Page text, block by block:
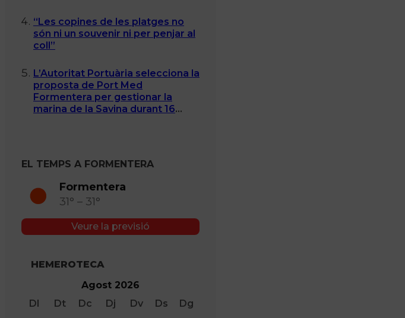
“Les copines de les platges no
són ni un souvenir ni per penjar al
coll”
L’Autoritat Portuària selecciona la
proposta de Port Med
Formentera per gestionar la
marina de la Savina durant 16
EL TEMPS A FORMENTERA
Formentera
31° – 31°
Veure la previsió
HEMEROTECA
Agost 2026
Dl
Dt Dc Dj Dv Ds
Dg